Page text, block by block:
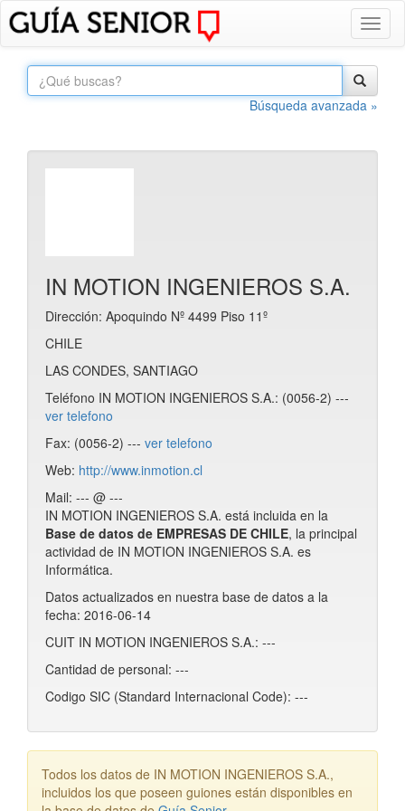
Búsqueda avanzada »
IN MOTION INGENIEROS S.A.
Dirección: Apoquindo Nº 4499 Piso 11º
CHILE
LAS CONDES, SANTIAGO
Teléfono IN MOTION INGENIEROS S.A.: (0056-2) ---
ver telefono
Fax: (0056-2) --- ver telefono
Web: http://www.inmotion.cl
Mail: --- @ ---
IN MOTION INGENIEROS S.A. está incluida en la
Base de datos de EMPRESAS DE CHILE, la principal
actividad de IN MOTION INGENIEROS S.A. es
Informática.
Datos actualizados en nuestra base de datos a la
fecha: 2016-06-14
CUIT IN MOTION INGENIEROS S.A.: ---
Cantidad de personal: ---
Codigo SIC (Standard Internacional Code): ---
Todos los datos de IN MOTION INGENIEROS S.A.,
incluidos los que poseen guiones están disponibles en